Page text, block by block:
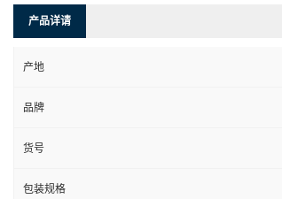
产品详请
产地
品牌
货号
包装规格